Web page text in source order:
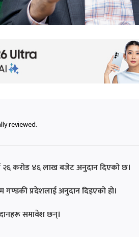
reviewed.
करोड ४६ लाख बजेट अनुदान दिएको छ।
प्रदेशलाई अनुदान दिइएको हो।
समावेश छन्।